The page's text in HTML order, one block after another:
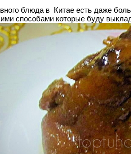
блюда в Китае есть даже
способами которые буду